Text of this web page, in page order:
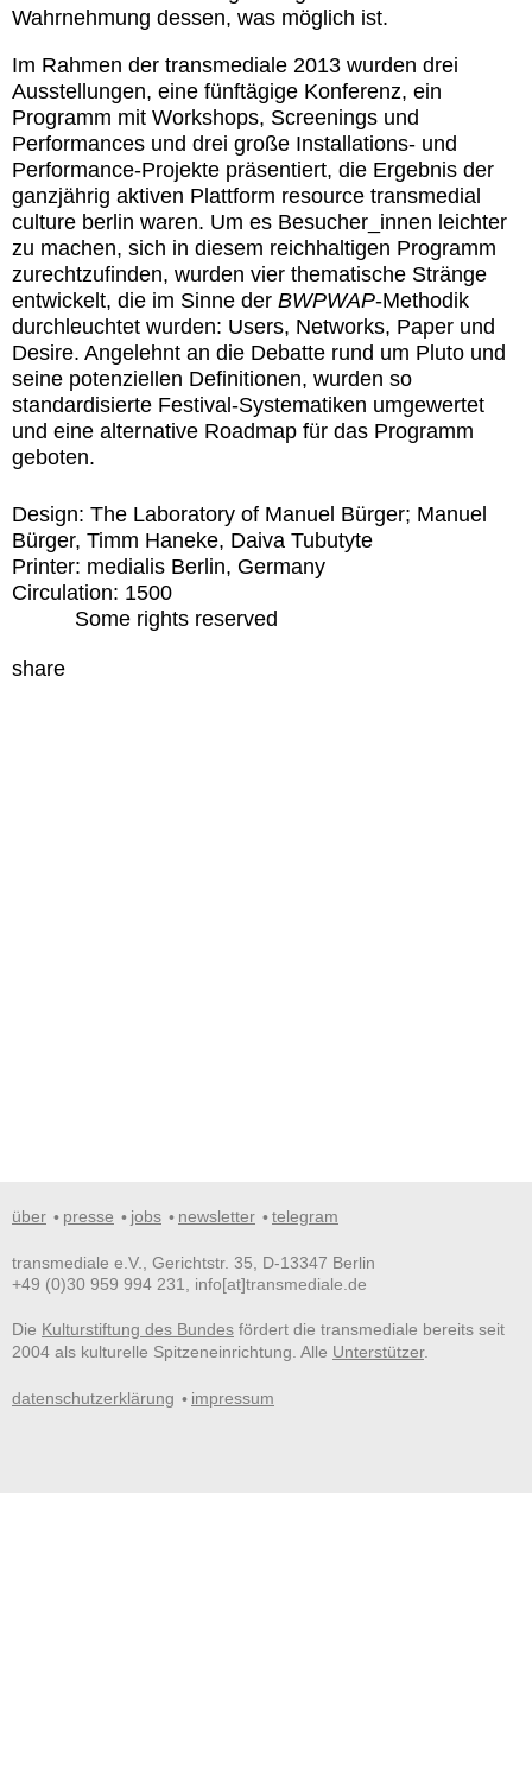
Wahrnehmung dessen, was möglich ist.
Im Rahmen der transmediale 2013 wurden drei
Ausstellungen, eine fünftägige Konferenz, ein
Programm mit Workshops, Screenings und
Performances und drei große Installations- und
Performance-Projekte präsentiert, die Ergebnis der
ganzjährig aktiven Plattform resource transmedial
culture berlin waren. Um es Besucher_innen leichter
zu machen, sich in diesem reichhaltigen Programm
zurechtzufinden, wurden vier thematische Stränge
entwickelt, die im Sinne der BWPWAP-Methodik
durchleuchtet wurden: Users, Networks, Paper und
Desire. Angelehnt an die Debatte rund um Pluto und
seine potenziellen Definitionen, wurden so
standardisierte Festival-Systematiken umgewertet
und eine alternative Roadmap für das Programm
geboten.
Design: The Laboratory of Manuel Bürger; Manuel
Bürger, Timm Haneke, Daiva Tubutyte
Printer: medialis Berlin, Germany
Circulation: 1500
Some rights reserved
share
über presse jobs newsletter telegram
transmediale e.V., Gerichtstr. 35, D-13347 Berlin
+49 (0)30 959 994 231, info[at]transmediale.de
Die Kulturstiftung des Bundes fördert die transmediale bereits seit
2004 als kulturelle Spitzeneinrichtung. Alle Unterstützer.
datenschutzerklärung impressum